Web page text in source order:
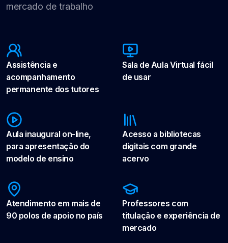
mercado de trabalho
Assistência e
acompanhamento
permanente dos tutores
Sala de Aula Virtual fácil
de usar
Aula inaugural on-line,
para apresentação do
modelo de ensino
Acesso a bibliotecas
digitais com grande
acervo
Atendimento em mais de
90 polos de apoio no país
Professores com
titulação e experiência de
mercado